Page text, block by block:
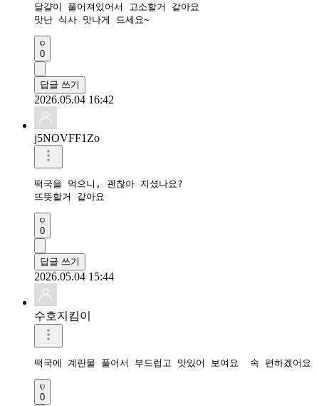
달걀이 풀어져있어서 고소할거 같아요
맛난 식사 맛나게 드세요~
0
답글 쓰기
2026.05.04 16:42
j5NOVFF1Zo
떡국을 먹으니, 괜찮아 지셨나요?
뜨뜻할거 같아요
0
답글 쓰기
2026.05.04 15:44
수호지킴이
떡국에 계란물 풀어서 부드럽고 맛있어 보여요  속 편하겠어요
0